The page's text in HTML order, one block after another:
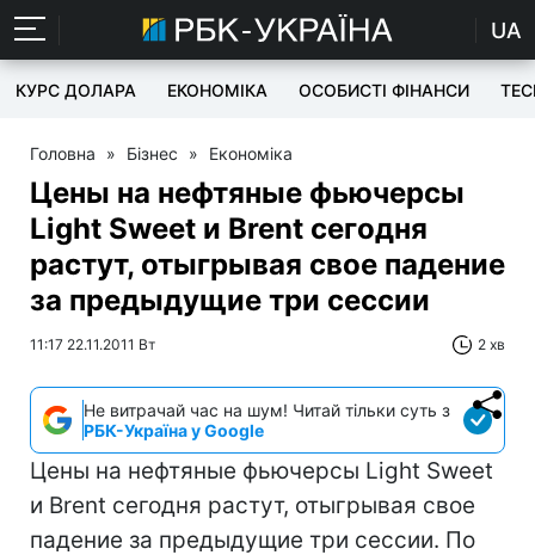
UA
КУРС ДОЛАРА ЕКОНОМІКА ОСОБИСТІ ФІНАНСИ
Головна » Бізнес » Економіка
Цены на нефтяные фьючерсы
Light Sweet и Brent сегодня
растут, отыгрывая свое падение
за предыдущие три сессии
11:17 22.11.2011 Вт 2 хв
Не витрачай час на шум! Читай тільки суть з
РБК-Україна у Google
Цены на нефтяные фьючерсы Light Sweet
и Brent сегодня растут, отыгрывая свое
падение за предыдущие три сессии. По